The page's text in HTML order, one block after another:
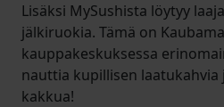
Lisäksi MySushista löytyy
jälkiruokia. Tämä on
kauppakeskuksessa
nauttia kupillisen laatukahvia
kakkua!